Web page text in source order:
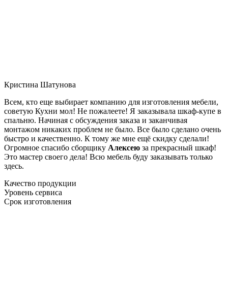
Кристина Шатунова
Всем, кто еще выбирает компанию для изготовления мебели,
советую Кухни мол! Не пожалеете! Я заказывала шкаф-купе в
спальню. Начиная с обсуждения заказа и заканчивая
монтажом никаких проблем не было. Все было сделано очень
быстро и качественно. К тому же мне ещё скидку сделали!
Огромное спасибо сборщику Алексею за прекрасный шкаф!
Это мастер своего дела! Всю мебель буду заказывать только
здесь.
Качество продукции
Уровень сервиса
Срок изготовления